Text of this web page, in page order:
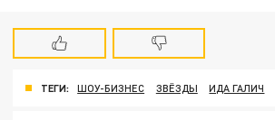
ТЕГИ: ШОУ-БИЗНЕС ЗВЁЗДЫ ИДА ГАЛИЧ